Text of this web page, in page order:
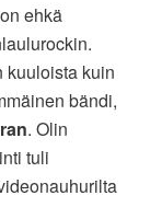
ehkä
kuuloista kuin
bändi,
. Olin
tuli